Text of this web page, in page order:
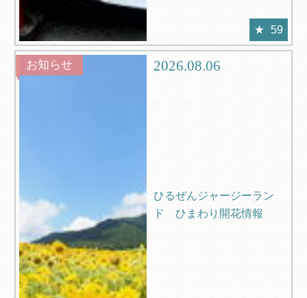
59
お知らせ 2026.08.06
ひるぜんジャージーラン
ド ひまわり開花情報